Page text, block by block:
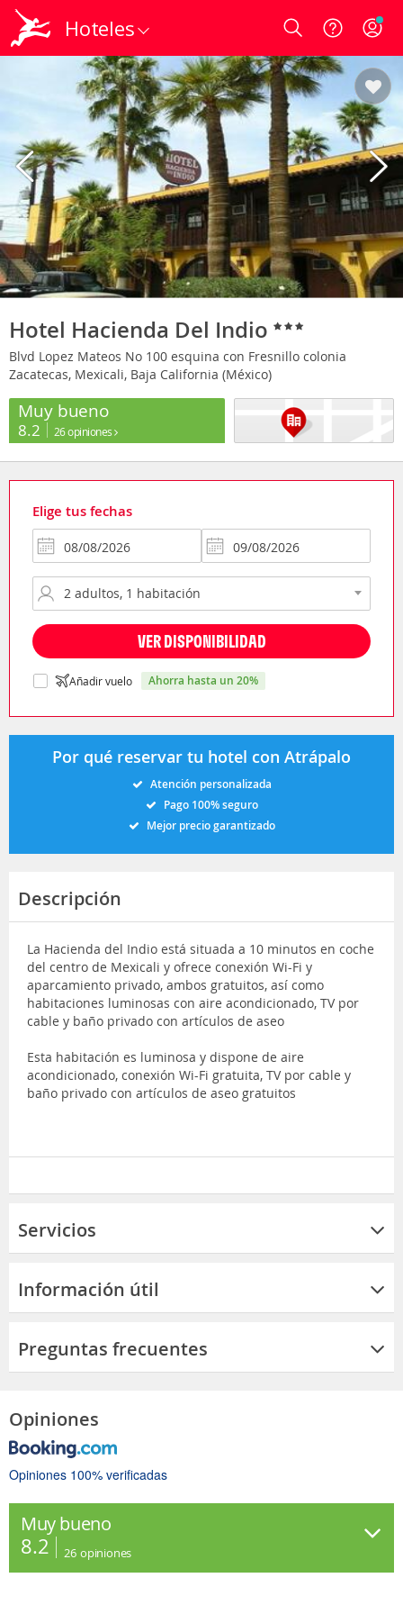
Hoteles Login
Hotel Hacienda Del Indio
Blvd Lopez Mateos No 100 esquina con Fresnillo colonia
Zacatecas, Mexicali, Baja California (México)
Muy bueno
8.2 26 opiniones
Elige tus fechas
VER DISPONIBILIDAD
Añadir vuelo ahorra hasta un 20%
Por qué reservar tu hotel con Atrápalo
Atención personalizada
Pago 100% seguro
Mejor precio garantizado
Descripción
La Hacienda del Indio está situada a 10 minutos en coche
del centro de Mexicali y ofrece conexión Wi-Fi y
aparcamiento privado, ambos gratuitos, así como
habitaciones luminosas con aire acondicionado, TV por
cable y baño privado con artículos de aseo
Esta habitación es luminosa y dispone de aire
acondicionado, conexión Wi-Fi gratuita, TV por cable y
baño privado con artículos de aseo gratuitos
Servicios
Información útil
Preguntas frecuentes
Opiniones
Opiniones 100% verificadas
Muy bueno
8.2 26 opiniones